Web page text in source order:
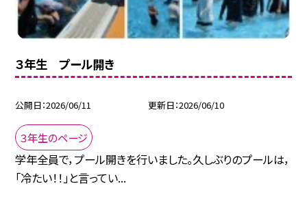
３年生 プール開き
公開日 2026/06/11 更新日 2026/06/10
３年生のページ
学年全員で，プール開きを行いました。久しぶりのプールは，
「冷たい！！」と言ってい...